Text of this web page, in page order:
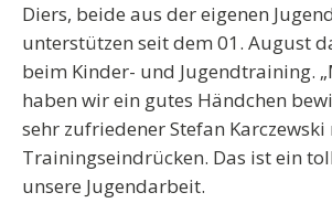
Diers, beide aus der eigenen
unterstützen seit dem 01. August
beim Kinder- und Jugendtraining.
haben wir ein gutes Händchen
sehr zufriedener Stefan Karczewski
Trainingseindrücken. Das ist ein
unsere Jugendarbeit.